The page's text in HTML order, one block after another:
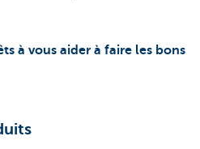
à vous aider à faire les bons